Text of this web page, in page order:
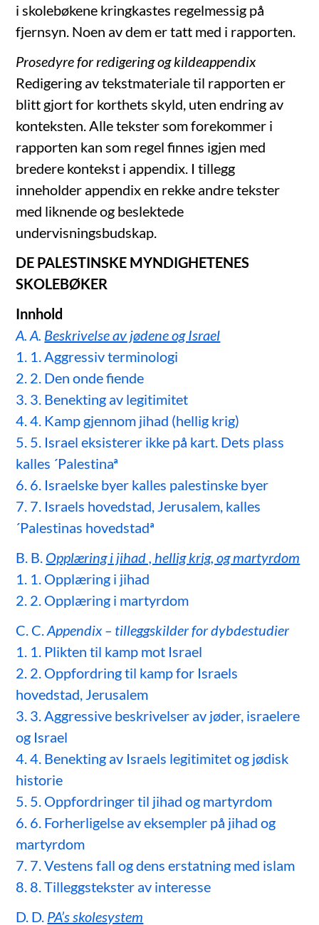
i skolebøkene kringkastes regelmessig på
fjernsyn. Noen av dem er tatt med i rapporten.
Prosedyre for redigering og kildeappendix
Redigering av tekstmateriale til rapporten er
blitt gjort for korthets skyld, uten endring av
konteksten. Alle tekster som forekommer i
rapporten kan som regel finnes igjen med
bredere kontekst i appendix. I tillegg
inneholder appendix en rekke andre tekster
med liknende og beslektede
undervisningsbudskap.
DE PALESTINSKE MYNDIGHETENES
SKOLEBØKER
Innhold
A. A. Beskrivelse av jødene og Israel
1. 1. Aggressiv terminologi
2. 2. Den onde fiende
3. 3. Benekting av legitimitet
4. 4. Kamp gjennom jihad (hellig krig)
5. 5. Israel eksisterer ikke på kart. Dets plass
kalles ´Palestinaª
6. 6. Israelske byer kalles palestinske byer
7. 7. Israels hovedstad, Jerusalem, kalles
´Palestinas hovedstadª
B. B. Opplæring i jihad , hellig krig, og martyrdom
1. 1. Opplæring i jihad
2. 2. Opplæring i martyrdom
C. C.Appendix – tilleggskilder for dybdestudier
1. 1. Plikten til kamp mot Israel
2. 2. Oppfordring til kamp for Israels
hovedstad, Jerusalem
3. 3. Aggressive beskrivelser av jøder, israelere
og Israel
4. 4. Benekting av Israels legitimitet og jødisk
historie
5. 5. Oppfordringer til jihad og martyrdom
6. 6. Forherligelse av eksempler på jihad og
martyrdom
7. 7. Vestens fall og dens erstatning med islam
8. 8. Tilleggstekster av interesse
D. D. PA’s skolesystem